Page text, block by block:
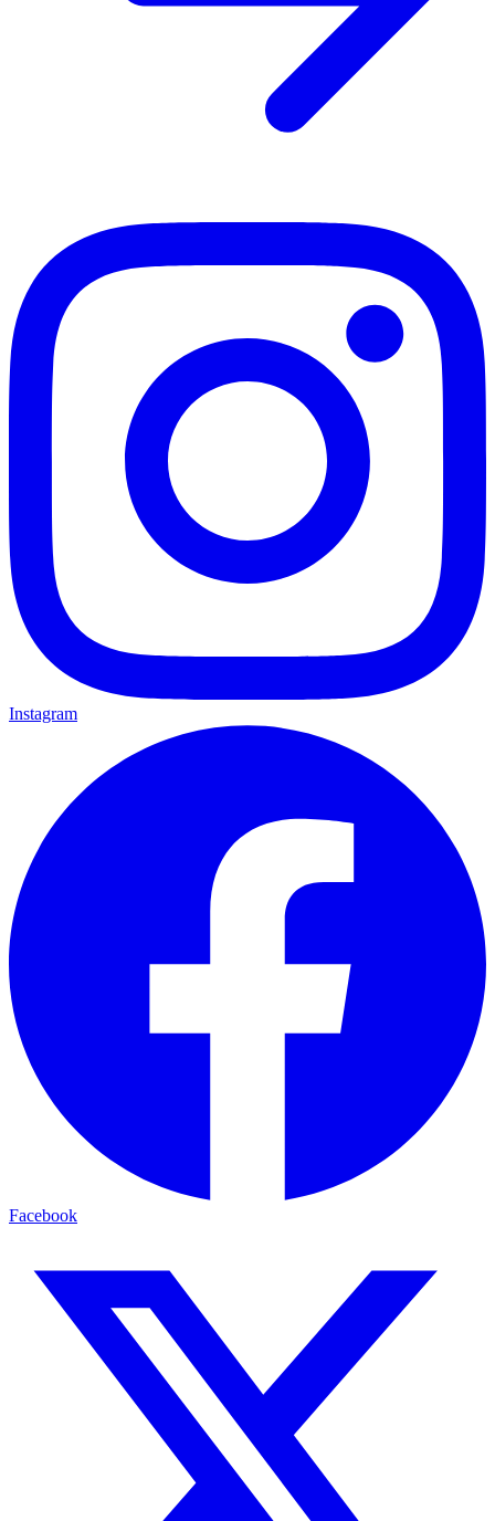
Instagram
Facebook